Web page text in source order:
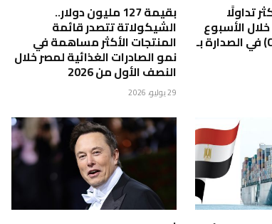
تداولًا
الأسبوع
المنتهى ..بنك (CIB) في الصدارة بـ
بقيمة 127 مليون دولار..
الشيكولاتة تتصدر قائمة
المنتجات الأكثر مساهمة في
نمو الصادرات الغذائية لمصر خلال
النصف الأول من 2026
29 يوليو، 2026